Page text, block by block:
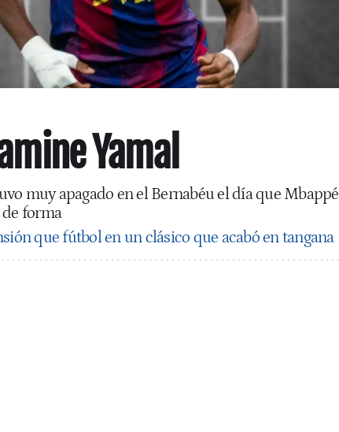
Yamal
muy apagado en el Bernabéu el día que Mbappé
forma
que fútbol en un clásico que acabó en tangana